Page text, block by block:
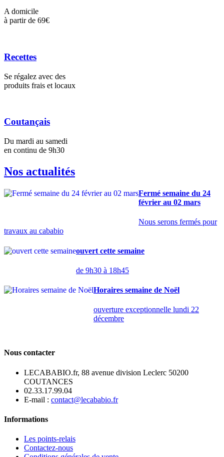
A domicile
à partir de 69€
Recettes
Se régalez avec des
produits frais et locaux
Coutançais
Du mardi au samedi
en continu de 9h30
Nos actualités
Fermé semaine du 24
février au 02 mars
Nous serons fermés pour
travaux au cababio
ouvert cette semaine
de 9h30 à 18h45
Horaires semaine de Noël
ouverture exceptionnelle lundi 22
décembre
Nous contacter
LECABABIO.fr, 88 avenue division Leclerc 50200
COUTANCES
02.33.17.99.04
E-mail : contact@lecababio.fr
Informations
Les points-relais
Contactez-nous